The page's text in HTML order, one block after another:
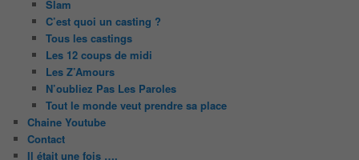
Slam
C’est quoi un casting ?
Tous les castings
Les 12 coups de midi
Les Z’Amours
N’oubliez Pas Les Paroles
Tout le monde veut prendre sa place
Chaine Youtube
Contact
Il était une fois ….